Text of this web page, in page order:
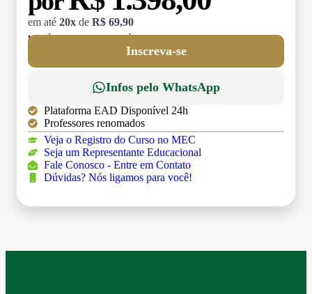
em até 20x de R$ 69,90
MATRÍCULA:
Inscreva-se
Infos pelo WhatsApp
Plataforma EAD Disponível 24h
Professores renomados
Veja o Registro do Curso no MEC
Seja um Representante Educacional
Fale Conosco - Entre em Contato
Dúvidas? Nós ligamos para você!